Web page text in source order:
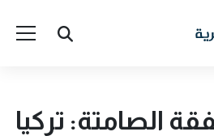
الصامتة: تركيا